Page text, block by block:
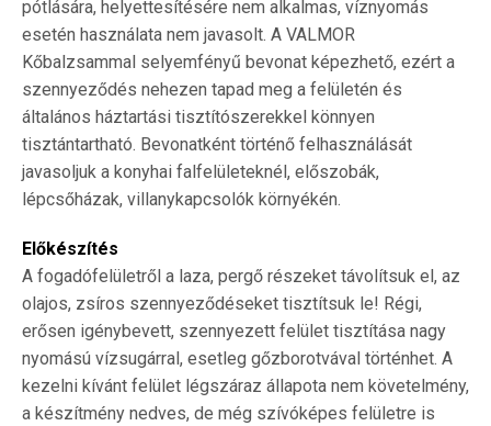
pótlására, helyettesítésére nem alkalmas, víznyomás
esetén használata nem javasolt. A VALMOR
Kőbalzsammal selyemfényű bevonat képezhető, ezért a
szennyeződés nehezen tapad meg a felületén és
általános háztartási tisztítószerekkel könnyen
tisztántartható. Bevonatként történő felhasználását
javasoljuk a konyhai falfelületeknél, előszobák,
lépcsőházak, villanykapcsolók környékén.
Előkészítés
A fogadófelületről a laza, pergő részeket távolítsuk el, az
olajos, zsíros szennyeződéseket tisztítsuk le! Régi,
erősen igénybevett, szennyezett felület tisztítása nagy
nyomású vízsugárral, esetleg gőzborotvával történhet. A
kezelni kívánt felület légszáraz állapota nem követelmény,
a készítmény nedves, de még szívóképes felületre is